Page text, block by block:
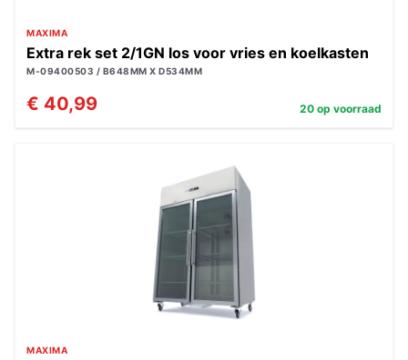
MAXIMA
Extra rek set 2/1GN los voor vries en koelkasten
M-09400503 / B648MM X D534MM
€ 40,99 20 op voorraad
MAXIMA